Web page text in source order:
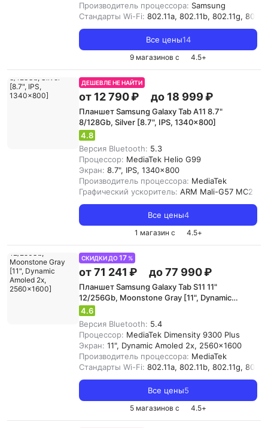
Производитель процессора: Samsung
Стандарты Wi-Fi: 802.11a, 802.11b, 802.11g,
Все цены14
9 магазинов с 4.5+
ДЕШЕВЛЕ НЕ НАЙТИ
от 12 790 ₽ до 18 999 ₽
Планшет Samsung Galaxy Tab A11 8.7"
8/128Gb, Silver [8.7", IPS, 1340x800]
4.8
Версия Bluetooth: 5.3
Процессор: MediaTek Helio G99
Экран: 8.7", IPS, 1340x800
Производитель процессора: MediaTek
Графический ускоритель: ARM Mali-G57 MC2
Все цены4
1 магазин с 4.5+
СКИДКИ ДО17 %
от 71 241 ₽ до 77 990 ₽
Планшет Samsung Galaxy Tab S11 11"
12/256Gb, Moonstone Gray [11", Dynamic
Amoled 2x, 2560x1600]
4.6
Версия Bluetooth: 5.4
Процессор: MediaTek Dimensity 9300 Plus
Экран: 11", Dynamic Amoled 2x, 2560x1600
Производитель процессора: MediaTek
Стандарты Wi-Fi: 802.11a, 802.11b, 802.11g,
Все цены5
5 магазинов с 4.5+